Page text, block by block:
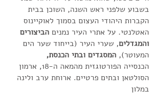
בשבוע שלפני ראש השנה, השוכן בבית
הקברות היהודי העצום בסמוך לאוקיינוס ​​
האטלנטי. על אתרי העיר נמנים הביצורים
והמגדלים, שערי העיר (בייחוד שער הים
המעוטר), המסגדים ובתי הכנסת,
הכנסייה
הפורטוגזית מהמאה ה-18, ארמון
הסולטאן ובתים פרטיים. ארוחת ערב ולינה
במלון